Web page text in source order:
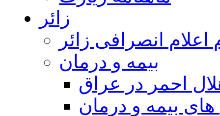
زائر
اعلام انصرافی زائر
بيمه و درمان
احمر در عراق
بیمه و درمان